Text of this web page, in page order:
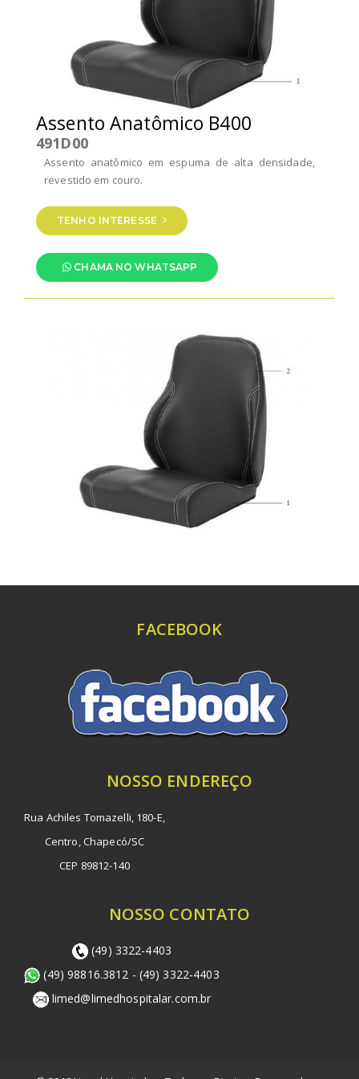
Assento Anatômico B400
491D00
Assento anatômico em espuma de alta densidade,
revestido em couro.
TENHO INTERESSE
CHAMA NO WHATSAPP
FACEBOOK
NOSSO ENDEREÇO
Rua Achiles Tomazelli, 180-E,
Centro, Chapecó/SC
CEP 89812-140
NOSSO CONTATO
(49) 3322-4403
(49) 98816.3812 - (49) 3322-4403
limed@limedhospitalar.com.br